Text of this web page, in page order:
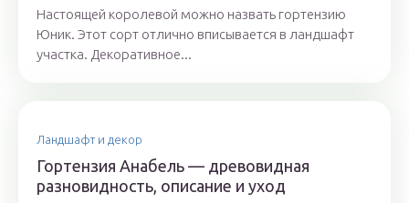
Настоящей королевой можно назвать гортензию
Юник. Этот сорт отлично вписывается в ландшафт
участка. Декоративное...
Ландшафт и декор
Гортензия Анабель — древовидная
разновидность, описание и уход